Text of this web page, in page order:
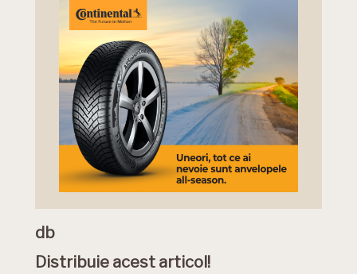
db
Distribuie acest articol!